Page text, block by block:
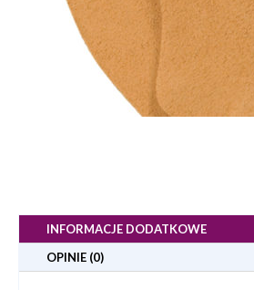
INFORMACJE DODATKOWE
OPINIE (0)